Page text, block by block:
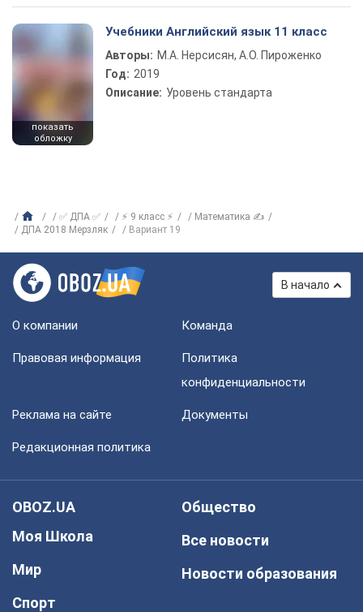
показать
обложку
Учебники Английский язык 11 класс
Авторы: М.А. Нерсисян, А.О. Пироженко
Год: 2019
Описание: Уровень стандарта
✅ ДПА ✅ ⚡ 9 класс ⚡
Математика ✍
ДПА 2018 Мерзляк
Вариант 19
В начало
О компании Команда
Правовая информация
Политика
конфиденциальности
Реклама на сайте Документы
Редакционная политика
OBOZ.UA
Моя Школа
Мир
Спорт
Общество
Все новости
Новости образования